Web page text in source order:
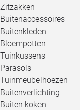
Zitzakken
Buitenaccessoires
Buitenkleden
Bloempotten
Tuinkussens
Parasols
Tuinmeubelhoezen
Buitenverlichting
Buiten koken